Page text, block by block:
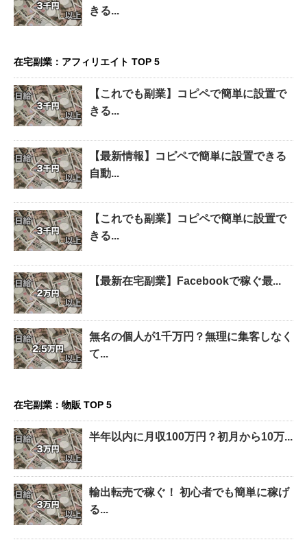
きる...
在宅副業：アフィリエイト TOP 5
【これでも副業】コピペで簡単に設置で
きる...
【最新情報】コピペで簡単に設置できる
自動...
【これでも副業】コピペで簡単に設置で
きる...
【最新在宅副業】Facebookで稼ぐ最...
無名の個人が1千万円？無理に集客しなく
て...
在宅副業：物販 TOP 5
半年以内に月収100万円？初月から10万...
輸出転売で稼ぐ！ 初心者でも簡単に稼げ
る...